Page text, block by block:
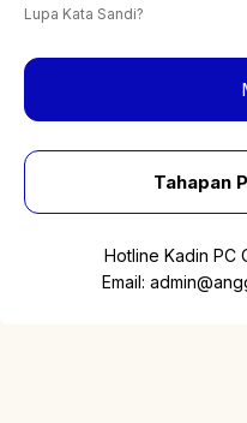
Lupa Kata Sandi?
Tahapan
Hotline Kadin PC
Email: